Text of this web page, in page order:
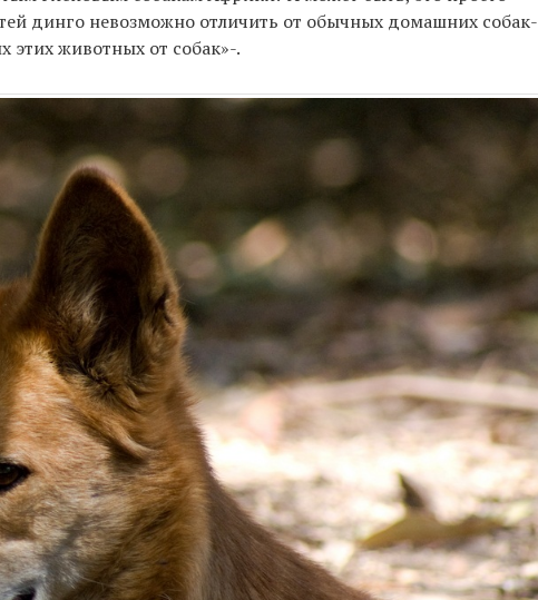
динго невозможно отличить от обычных домашних собак-
этих животных от собак»-.